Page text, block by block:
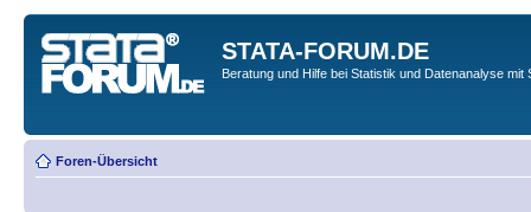
STATA-FORUM.DE
Beratung und Hilfe bei Statistik und Datenanalyse mit
Foren-Übersicht